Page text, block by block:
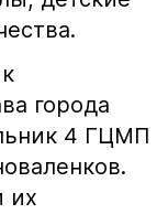
города
4 ГЦМП
их